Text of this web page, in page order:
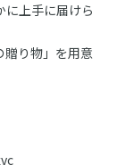
に上手に届けら
贈り物」を用意